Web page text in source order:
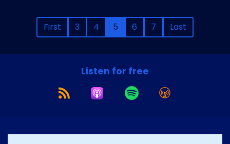
First 3 4 5 6 7 Last
Listen for free